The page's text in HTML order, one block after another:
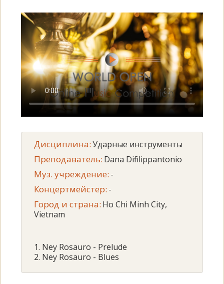
Дисциплина:Ударные инструменты
Преподаватель: Dana Difilippantonio
Муз. учреждение: -
Концертмейстер: -
Город и страна: Ho Chi Minh City,
Vietnam
1. Ney Rosauro - Prelude
2. Ney Rosauro - Blues